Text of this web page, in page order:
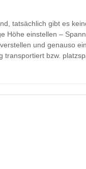
tatsächlich gibt es
Höhe einstellen –
und genauso
bzw.